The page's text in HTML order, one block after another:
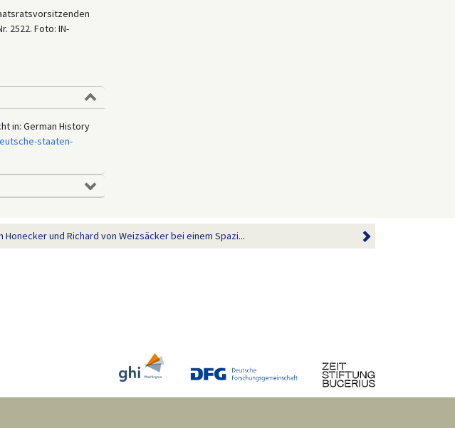
2522. Foto: IN-
in: German History
staaten-
Honecker und Richard von Weizsäcker bei einem Spazi...